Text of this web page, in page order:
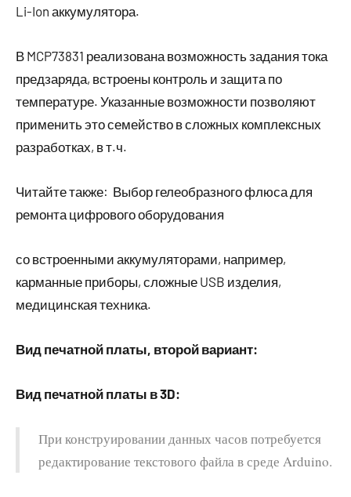
Li-Ion аккумулятора.
В MCP73831 реализована возможность задания тока
предзаряда, встроены контроль и защита по
температуре. Указанные возможности позволяют
применить это семейство в сложных комплексных
разработках, в т.ч.
Читайте также: Выбор гелеобразного флюса для
ремонта цифрового оборудования
со встроенными аккумуляторами, например,
карманные приборы, сложные USB изделия,
медицинская техника.
Вид печатной платы, второй вариант:
Вид печатной платы в 3D:
При конструировании данных часов потребуется
редактирование текстового файла в среде Arduino.